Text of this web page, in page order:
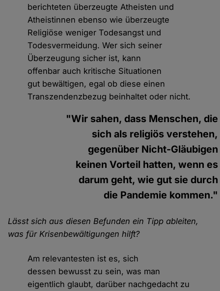
berichteten überzeugte Atheisten und
Atheistinnen ebenso wie überzeugte
Religiöse weniger Todesangst und
Todesvermeidung. Wer sich seiner
Überzeugung sicher ist, kann
offenbar auch kritische Situationen
gut bewältigen, egal ob diese einen
Transzendenzbezug beinhaltet oder nicht.
"Wir sahen, dass Menschen, die
sich als religiös verstehen,
gegenüber Nicht-Gläubigen
keinen Vorteil hatten, wenn es
darum geht, wie gut sie durch
die Pandemie kommen."
Lässt sich aus diesen Befunden ein Tipp ableiten,
was für Krisenbewältigungen hilft?
Am relevantesten ist es, sich
dessen bewusst zu sein, was man
eigentlich glaubt, darüber nachgedacht zu